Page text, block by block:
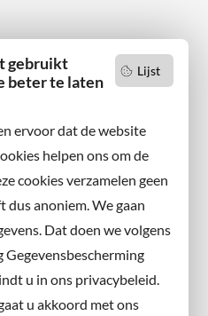
Lijst
gebruikt
beter te laten
ervoor dat de website
helpen ons om de
cookies verzamelen geen
dus anoniem. We gaan
Dat doen we volgens
Gegevensbescherming
u in ons privacybeleid.
u akkoord met ons
de gemeente